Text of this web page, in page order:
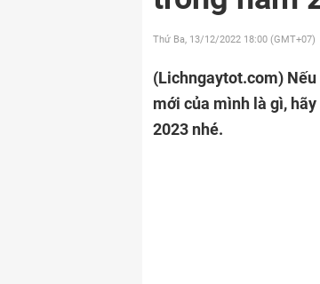
Thứ Ba, 13/12/2022 18:00 (GMT+07)
(Lichngaytot.com)
mới của mình là gì,
2023 nhé.